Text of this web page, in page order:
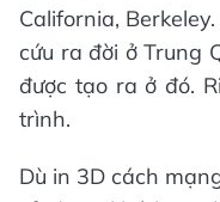
California,
cứu ra đời ở Trung
được tạo ra ở đó.
trình.
Dù in 3D cách